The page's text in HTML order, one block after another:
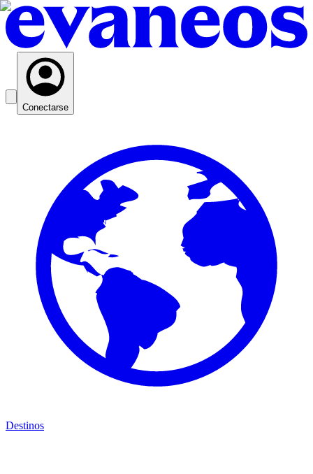
Conectarse
Destinos